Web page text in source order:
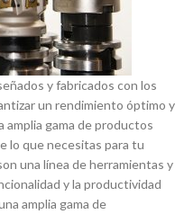
y fabricados con los
un rendimiento óptimo y
amplia gama de productos
lo que necesitas para tu
una lí­nea de herramientas y
y la productividad
amplia gama de